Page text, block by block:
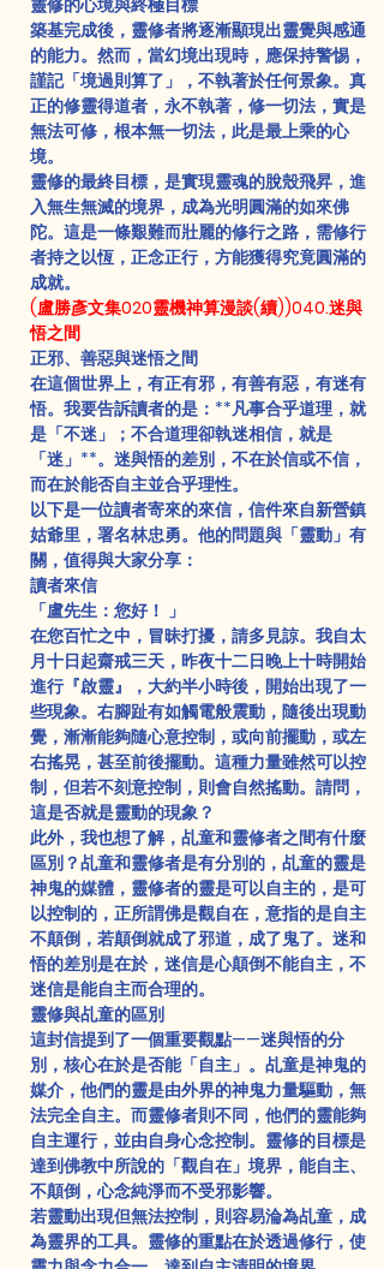
靈修的心境與終極目標
築基完成後，靈修者將逐漸顯現出靈覺與感通
的能力。然而，當幻境出現時，應保持警惕，
謹記「境過則算了」，不執著於任何景象。真
正的修靈得道者，永不執著，修一切法，實是
無法可修，根本無一切法，此是最上乘的心
境。
靈修的最終目標，是實現靈魂的脫殼飛昇，進
入無生無滅的境界，成為光明圓滿的如來佛
陀。這是一條艱難而壯麗的修行之路，需修行
者持之以恆，正念正行，方能獲得究竟圓滿的
成就。
(盧勝彥文集020靈機神算漫談(續))040.迷與
悟之間
正邪、善惡與迷悟之間
在這個世界上，有正有邪，有善有惡，有迷有
悟。我要告訴讀者的是：**凡事合乎道理，就
是「不迷」；不合道理卻執迷相信，就是
「迷」**。迷與悟的差別，不在於信或不信，
而在於能否自主並合乎理性。
以下是一位讀者寄來的來信，信件來自新營鎮
姑爺里，署名林忠勇。他的問題與「靈動」有
關，值得與大家分享：
讀者來信
「盧先生：您好！ 」
在您百忙之中，冒昧打擾，請多見諒。我自太
月十日起齋戒三天，昨夜十二日晚上十時開始
進行『啟靈』，大約半小時後，開始出現了一
些現象。右腳趾有如觸電般震動，隨後出現動
覺，漸漸能夠隨心意控制，或向前擺動，或左
右搖晃，甚至前後擺動。這種力量雖然可以控
制，但若不刻意控制，則會自然搖動。請問，
這是否就是靈動的現象？
此外，我也想了解，乩童和靈修者之間有什麼
區別？乩童和靈修者是有分別的，乩童的靈是
神鬼的媒體，靈修者的靈是可以自主的，是可
以控制的，正所謂佛是觀自在，意指的是自主
不顛倒，若顛倒就成了邪道，成了鬼了。迷和
悟的差別是在於，迷信是心顛倒不能自主，不
迷信是能自主而合理的。
靈修與乩童的區別
這封信提到了一個重要觀點——迷與悟的分
別，核心在於是否能「自主」。乩童是神鬼的
媒介，他們的靈是由外界的神鬼力量驅動，無
法完全自主。而靈修者則不同，他們的靈能夠
自主運行，並由自身心念控制。靈修的目標是
達到佛教中所說的「觀自在」境界，能自主、
不顛倒，心念純淨而不受邪影響。
若靈動出現但無法控制，則容易淪為乩童，成
為靈界的工具。靈修的重點在於透過修行，使